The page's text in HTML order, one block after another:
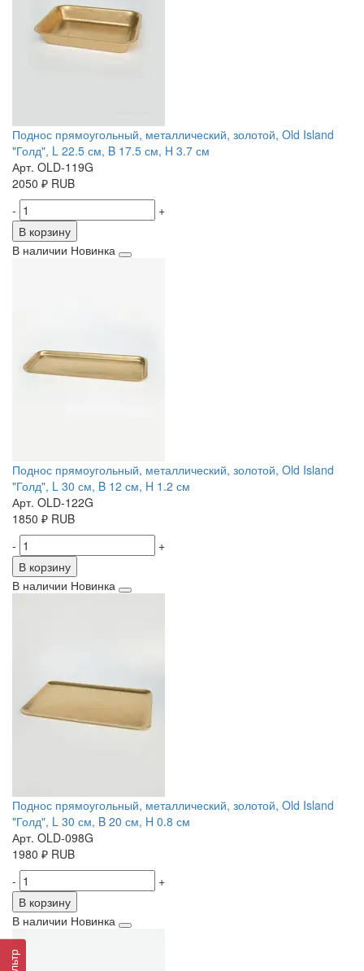
Поднос прямоугольный, металлический, золотой, Old Island
"Голд", L 22.5 см, B 17.5 см, H 3.7 см
Арт. OLD-119G
2050 ₽ RUB
-
+
В корзину
В наличии Новинка
Поднос прямоугольный, металлический, золотой, Old Island
"Голд", L 30 см, B 12 см, H 1.2 см
Арт. OLD-122G
1850 ₽ RUB
-
+
В корзину
В наличии Новинка
Поднос прямоугольный, металлический, золотой, Old Island
"Голд", L 30 см, B 20 см, H 0.8 см
Арт. OLD-098G
1980 ₽ RUB
-
+
В корзину
В наличии Новинка